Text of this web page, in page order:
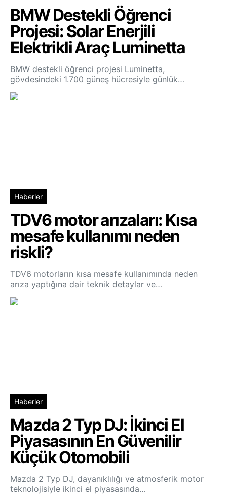
BMW Destekli Öğrenci
Projesi: Solar Enerjili
Elektrikli Araç Luminetta
BMW destekli öğrenci projesi Luminetta,
gövdesindeki 1.700 güneş hücresiyle günlük…
Haberler
TDV6 motor arızaları: Kısa
mesafe kullanımı neden
riskli?
TDV6 motorların kısa mesafe kullanımında neden
arıza yaptığına dair teknik detaylar ve…
Haberler
Mazda 2 Typ DJ: İkinci El
Piyasasının En Güvenilir
Küçük Otomobili
Mazda 2 Typ DJ, dayanıklılığı ve atmosferik motor
teknolojisiyle ikinci el piyasasında…